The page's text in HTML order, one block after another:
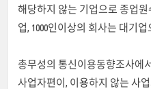
해당하지 않는 기업으로 종업원
업, 1000인이상의 회사는 대기업
총무성의 통신이용동향조사에
사업자편이, 이용하지 않는 사